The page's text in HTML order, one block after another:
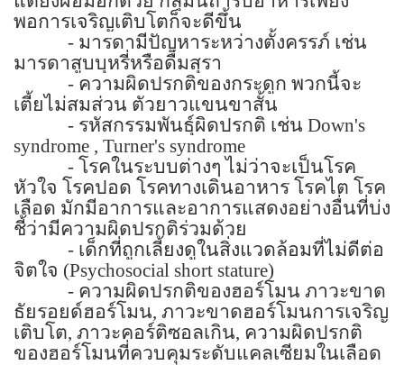
พอการเจริญเติบโตก็จะดีขึ้น
- มารดามีปัญหาระหว่างตั้งครรภ์ เช่น
มารดาสูบบุหรี่หรือดื่มสุรา
- ความผิดปรกติของกระดูก พวกนี้จะ
เตี้ยไม่สมส่วน ตัวยาวแขนขาสั้น
- รหัสกรรมพันธุ์ผิดปรกติ เช่น Down's
syndrome , Turner's syndrome
- โรคในระบบต่างๆ ไม่ว่าจะเป็นโรค
หัวใจ โรคปอด โรคทางเดินอาหาร โรคไต โรค
เลือด มักมีอาการและอาการแสดงอย่างอื่นที่บ่ง
ชี้ว่ามีความผิดปรกติร่วมด้วย
- เด็กที่ถูกเลี้ยงดูในสิ่งแวดล้อมที่ไม่ดีต่อ
จิตใจ (Psychosocial short stature)
- ความผิดปรกติของฮอร์โมน ภาวะขาด
ธัยรอยด์ฮอร์โมน, ภาวะขาดฮอร์โมนการเจริญ
เติบโต, ภาวะคอร์ติซอลเกิน, ความผิดปรกติ
ของฮอร์โมนที่ควบคุมระดับแคลเซียมในเลือด